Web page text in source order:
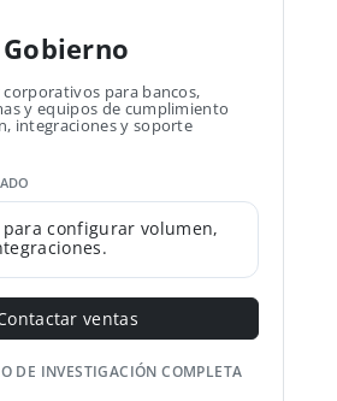
corporativos para bancos,
y equipos de cumplimiento
integraciones y soporte
para configurar volumen,
ventas
DE INVESTIGACIÓN COMPLETA